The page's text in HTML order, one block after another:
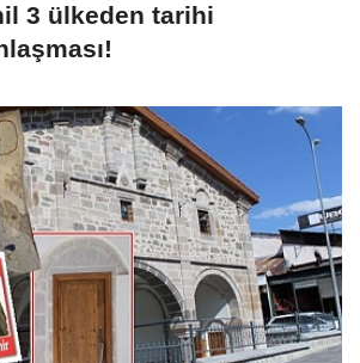
3 ülkeden tarihi